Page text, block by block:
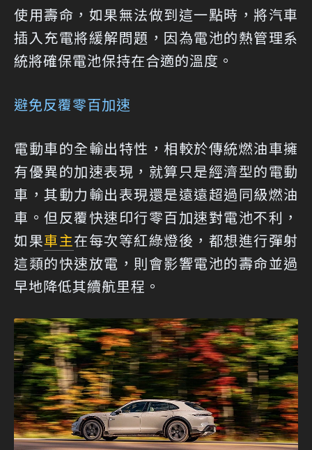
使用壽命，如果無法做到這一點時，將汽車
插入充電將緩解問題，因為電池的熱管理系
統將確保電池保持在合適的溫度。
避免反覆零百加速
電動車的全輸出特性，相較於傳統燃油車擁
有優異的加速表現，就算只是經濟型的電動
車，其動力輸出表現還是遠遠超過同級燃油
車。但反覆快速印行零百加速對電池不利，
如果車主在每次等紅綠燈後，都想進行彈射
這類的快速放電，則會影響電池的壽命並過
早地降低其續航里程。